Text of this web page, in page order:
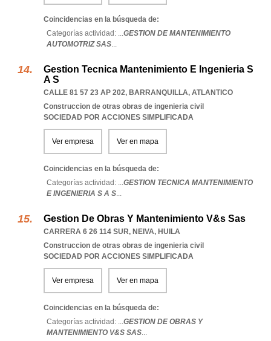
Coincidencias en la búsqueda de:
Categorías actividad: ...GESTION DE MANTENIMIENTO
AUTOMOTRIZ SAS...
Gestion Tecnica Mantenimiento E Ingenieria S
A S
CALLE 81 57 23 AP 202, BARRANQUILLA, ATLANTICO
Construccion de otras obras de ingenieria civil
SOCIEDAD POR ACCIONES SIMPLIFICADA
Ver empresa Ver en mapa
Coincidencias en la búsqueda de:
Categorías actividad: ...GESTION TECNICA MANTENIMIENTO
E INGENIERIA S A S...
Gestion De Obras Y Mantenimiento V&s Sas
CARRERA 6 26 114 SUR, NEIVA, HUILA
Construccion de otras obras de ingenieria civil
SOCIEDAD POR ACCIONES SIMPLIFICADA
Ver empresa Ver en mapa
Coincidencias en la búsqueda de:
Categorías actividad: ...GESTION DE OBRAS Y
MANTENIMIENTO V&S SAS...